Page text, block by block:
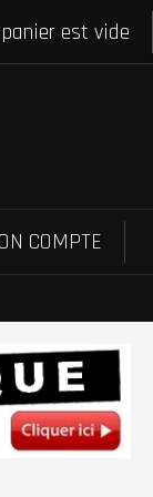
est vide
COMPTE